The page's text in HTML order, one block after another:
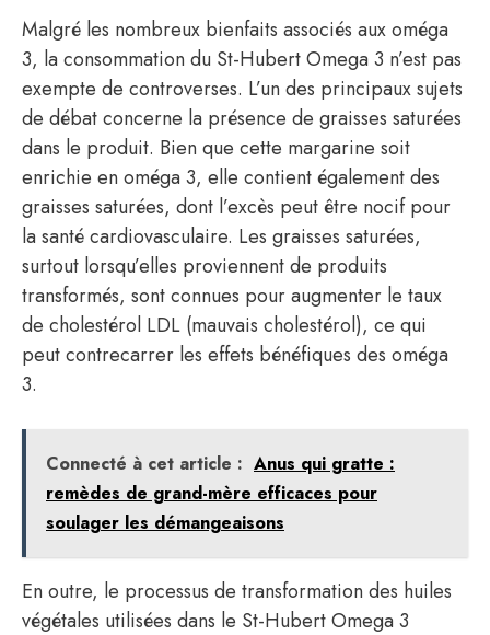
Malgré les nombreux bienfaits associés aux oméga
3, la consommation du St-Hubert Omega 3 n’est pas
exempte de controverses. L’un des principaux sujets
de débat concerne la présence de graisses saturées
dans le produit. Bien que cette margarine soit
enrichie en oméga 3, elle contient également des
graisses saturées, dont l’excès peut être nocif pour
la santé cardiovasculaire. Les graisses saturées,
surtout lorsqu’elles proviennent de produits
transformés, sont connues pour augmenter le taux
de cholestérol LDL (mauvais cholestérol), ce qui
peut contrecarrer les effets bénéfiques des oméga
3.
Connecté à cet article : Anus qui gratte :
remèdes de grand-mère efficaces pour
soulager les démangeaisons
En outre, le processus de transformation des huiles
végétales utilisées dans le St-Hubert Omega 3